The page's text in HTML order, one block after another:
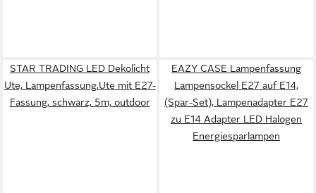
STAR TRADING LED Dekolicht
Ute, Lampenfassung,Ute mit E27-
Fassung, schwarz, 5m, outdoor
EAZY CASE Lampenfassung
Lampensockel E27 auf E14,
(Spar-Set), Lampenadapter E27
zu E14 Adapter LED Halogen
Energiesparlampen